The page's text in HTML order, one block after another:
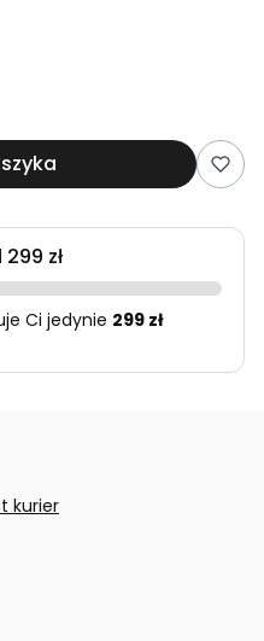
zł
Ci jedynie 299 zł
kurier